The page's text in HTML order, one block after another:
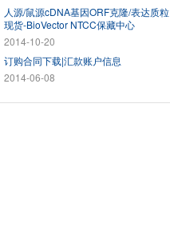
人源/鼠源cDNA基因ORF克隆/表达质粒
现货-BioVector NTCC保藏中心
2014-10-20
订购合同下载|汇款账户信息
2014-06-08